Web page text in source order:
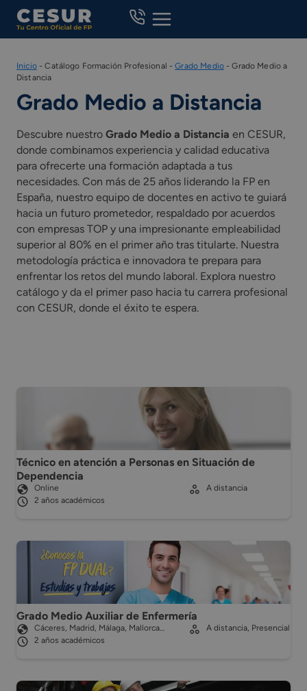
Skip
content
Inicio-Catálogo Formación Profesional -Grado Medio-Grado Medio a
Distancia
Grado Medio a Distancia
Descubre nuestro Grado Medio a Distancia en CESUR,
donde combinamos experiencia y calidad educativa
para ofrecerte una formación adaptada a tus
necesidades. Con más de 25 años liderando la FP en
España, nuestro equipo de docentes en activo te guiará
hacia un futuro prometedor, respaldado por acuerdos
con empresas TOP y una impresionante empleabilidad
superior al 80% en el primer año tras titularte. Nuestra
metodología práctica e innovadora te prepara para
enfrentar los retos del mundo laboral. Explora nuestro
catálogo y da el primer paso hacia tu carrera profesional
con CESUR, donde el éxito te espera.
Técnico en atención a Personas en Situación de
Dependencia
Online
2 años académicos
A distancia
Grado Medio Auxiliar de Enfermería
Cáceres, Madrid, Málaga, Mallorca…
2 años académicos
A distancia, Presencial